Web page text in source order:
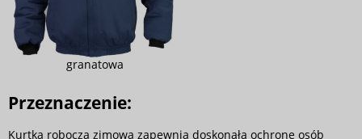
granatowa
Przeznaczenie:
Kurtka robocza zimowa zapewnia doskonałą ochronę osób